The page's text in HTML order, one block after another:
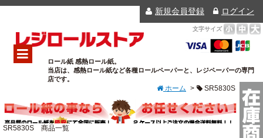
新規会員登録 ログイン
レジロールストア
ロール紙 感熱ロール紙。
当店は、感熱ロール紙など各種ロールペーパーと、レジペーパーの専門
店です。
文字サイズ
小 中
ホーム
店舗情報
ホーム > SR5830S
格安にて全国にお届け致します！高品質 & 低価格で大変ご好評頂いており
SR5830S 商品一覧